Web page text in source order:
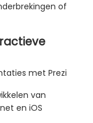
of
met Prezi
van
en iOS